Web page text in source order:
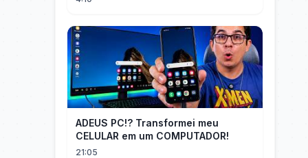
ADEUS PC!? Transformei meu
CELULAR em um COMPUTADOR!
21:05